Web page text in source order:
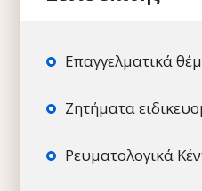
Επαγγελματικά
Ζητήματα
Ρευματολογικά